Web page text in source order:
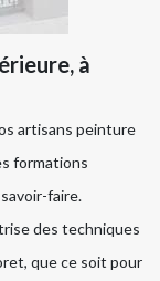
à
artisans peinture
formations
faire.
des techniques
que ce soit pour